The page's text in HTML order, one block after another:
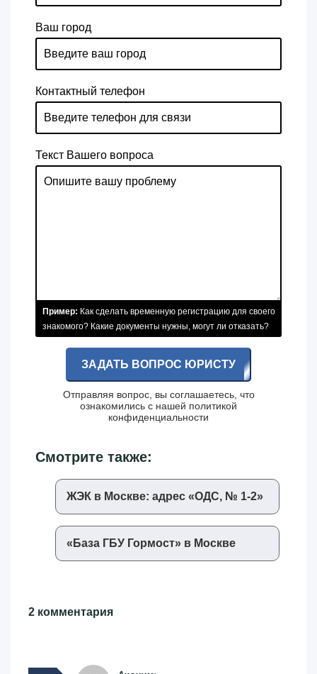
Ваш город
Контактный телефон
Текст Вашего вопроса
Пример: Как сделать временную регистрацию для своего
знакомого? Какие документы нужны, могут ли отказать?
ЗАДАТЬ ВОПРОС ЮРИСТУ
Отправляя вопрос, вы соглашаетесь, что
ознакомились с нашей политикой
конфиденциальности
Смотрите также:
ЖЭК в Москве: адрес «‎ОДС, № 1-2»‎
«‎База ГБУ Гормост»‎ в Москве
2 комментария